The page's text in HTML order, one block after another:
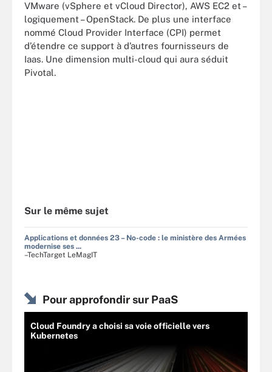
VMware (vSphere et vCloud Director), AWS EC2 et –
logiquement – OpenStack. De plus une interface
nommé Cloud Provider Interface (CPI) permet
d’étendre ce support à d’autres fournisseurs de
Iaas. Une dimension multi-cloud qui aura séduit
Pivotal.
Sur le même sujet
Applications et données 23 – No-code : le ministère des Armées
modernise ses ...
–TechTarget LeMagIT
Pour approfondir sur PaaS
Cloud Foundry a choisi sa voie officielle vers
Kubernetes